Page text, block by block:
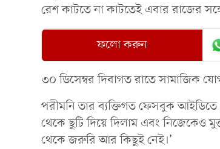
রেশ কাটতে না কাটতেই এবার রাজের
ফলো করুন
৩০ ডিসেম্বর দিবাগত রাতে সামাজিক
পরীমনি তার ব্যক্তিগত ফেসবুক আইডিতে
থেকে ছুটি দিয়ে দিলাম এবং নিজেকেও
থেকে জরুরি আর কিছুই নেই।’